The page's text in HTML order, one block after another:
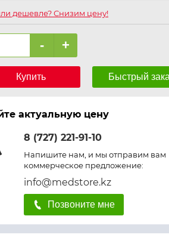
дешевле? Снизим цену!
- +
Купить Быстрый
актуальную цену
8 (727) 221-91-10
Напишите нам, и мы отправим вам
коммерческое предложение:
info@medstore.kz
Позвоните мне